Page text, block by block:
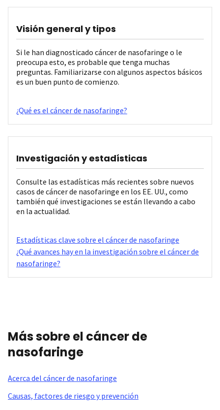
Visión general y tipos
Si le han diagnosticado cáncer de nasofaringe o le
preocupa esto, es probable que tenga muchas
preguntas. Familiarizarse con algunos aspectos básicos
es un buen punto de comienzo.
¿Qué es el cáncer de nasofaringe?
Investigación y estadísticas
Consulte las estadísticas más recientes sobre nuevos
casos de cáncer de nasofaringe en los EE. UU., como
también qué investigaciones se están llevando a cabo
en la actualidad.
Estadísticas clave sobre el cáncer de nasofaringe
¿Qué avances hay en la investigación sobre el cáncer de
nasofaringe?
Más sobre el cáncer de
nasofaringe
Acerca del cáncer de nasofaringe
Causas, factores de riesgo y prevención